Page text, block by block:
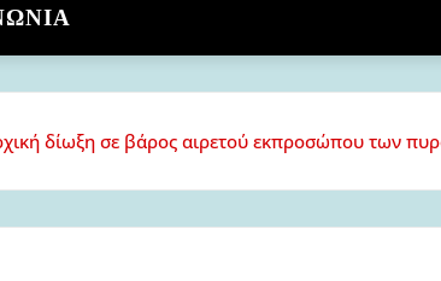
δίωξη σε βάρος αιρετού εκπροσώπου των